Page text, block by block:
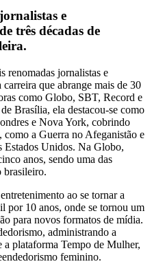
e
três décadas de
renomadas jornalistas e
que abrange mais de 30
como Globo, SBT, Record e
Brasília, ela destacou-se como
e Nova York, cobrindo
como a Guerra no Afeganistão e
Estados Unidos. Na Globo,
anos, sendo uma das
brasileiro.
ao se tornar a
por 10 anos, onde se tornou um
para novos formatos de mídia.
administrando a
a plataforma Tempo de Mulher,
feminino.